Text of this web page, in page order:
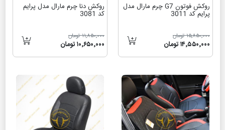
روکش فوتون G7 چرم مارال مدل
پرایم کد 3011
۱۵٬۸۵۰٬۰۰۰ تومان
۱۴٬۵۵۰٬۰۰۰ تومان
روکش دنا چرم مارال مدل پرایم
کد 3081
۱۱٬۸۵۰٬۰۰۰ تومان
۱۰٬۶۵۰٬۰۰۰ تومان